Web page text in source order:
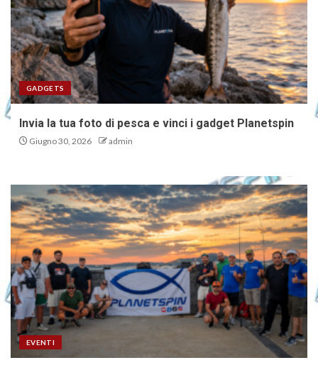
GADGETS
Invia la tua foto di pesca e vinci i gadget Planetspin
Giugno 30, 2026 admin
EVENTI